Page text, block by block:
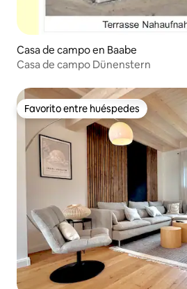
Casa de campo en Baabe
Casa de campo Dünenstern
Favorito entre huéspedes
Favorito entre huéspedes